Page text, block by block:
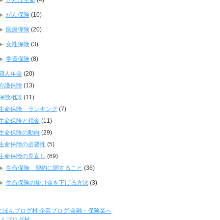
がん保険(10)
医療保険(20)
女性保険(3)
学資保険(8)
人年金(20)
護保険(13)
険相談 (11)
命保険 ランキング(7)
命保険と税金(11)
命保険の動向 (29)
命保険の必要性 (5)
命保険の見直し (69)
生命保険 契約に関すること (36)
生命保険の掛け金を下げる方法(3)